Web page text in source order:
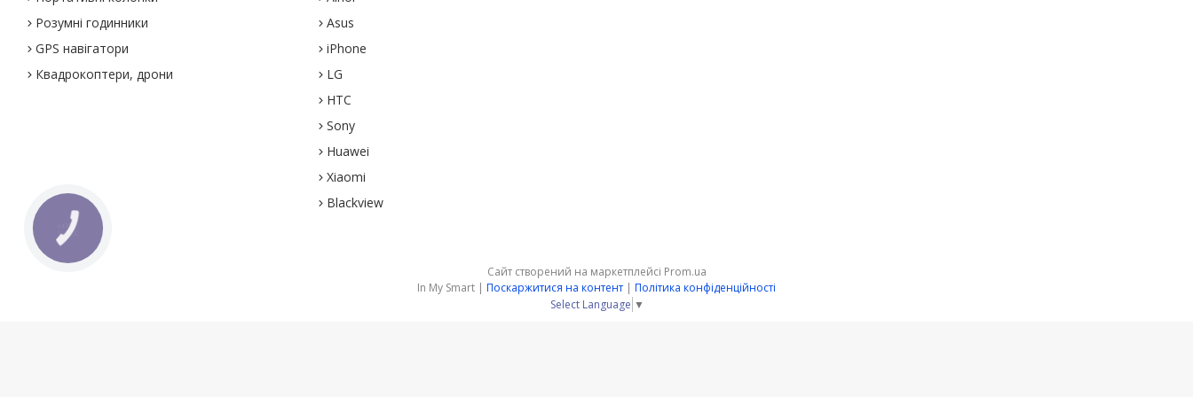
Розумні годинники
GPS навігатори
Квадрокоптери, дрони
Asus
iPhone
LG
HTC
Sony
Huawei
Xiaomi
Blackview
Сайт створений на маркетплейсі Prom.ua
In My Smart | Поскаржитися на контент | Політика конфіденційності
Select Language ▼
КНОПКА
ЗВ'ЯЗКУ